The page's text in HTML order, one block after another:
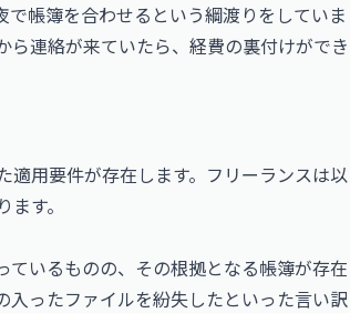
帳簿を合わせるという綱渡りをしていま
ら連絡が来ていたら、経費の裏付けができ
用要件が存在します。フリーランスは以
す。
いるものの、その根拠となる帳簿が存在
入ったファイルを紛失したといった言い訳